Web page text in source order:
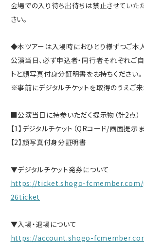
会場での入り待ち出待ちは禁止させていた
さい。
◆本ツアーは入場時におひとり様ずつご本
公演当日、必ず申込者・同行者それぞれご
トと顔写真付身分証明書をお持ちください。
※事前にデジタルチケットを取得のうえご来
■公演当日に持参いただく提示物（計2点）
【1】デジタルチケット（QRコード/画面提示
【2】顔写真付身分証明書
▼デジタルチケット発券について
https://ticket.shogo-
26ticket
▼入場・退場について
https://account.shogo-